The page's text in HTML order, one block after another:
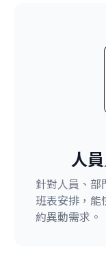
人
針對人員、部
班表安排，能
約異動需求。